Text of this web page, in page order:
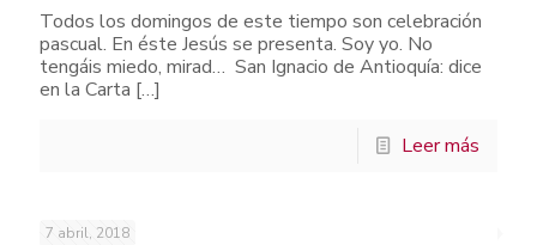
Todos los domingos de este tiempo son celebración
pascual. En éste Jesús se presenta. Soy yo. No
tengáis miedo, mirad… San Ignacio de Antioquía: dice
en la Carta […]
Leer más
7 abril, 2018